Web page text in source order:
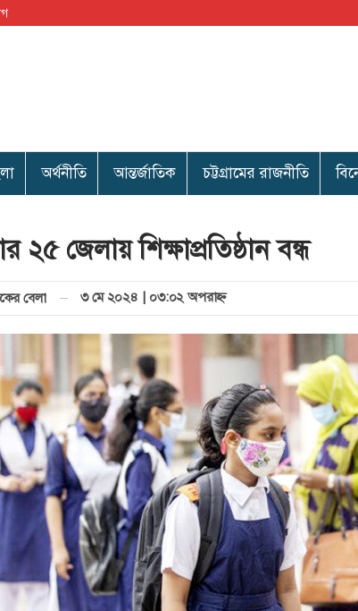
অর্থনীতি আন্তর্জাতিক চট্টগ্রামের রাজনীতি
২৫ জেলায় শিক্ষাপ্রতিষ্ঠান বন্ধ
বেলা ৩ মে ২০২৪ | ০৩:০২ অপরাহ্ণ